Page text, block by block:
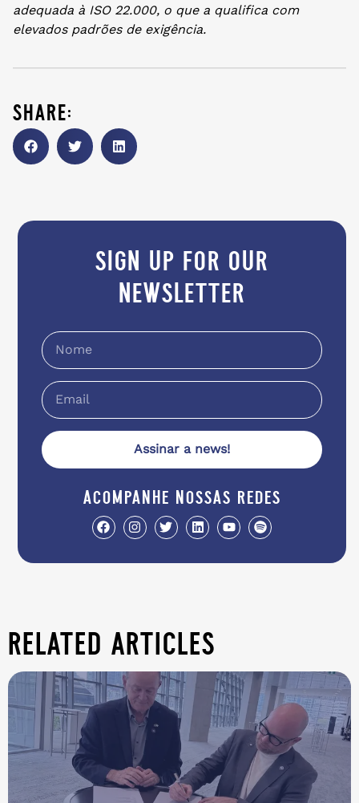
adequada à ISO 22.000, o que a qualifica com
elevados padrões de exigência.
share:
sign up for our
newsletter
Assinar a news!
acompanhe nossas redes
related articles